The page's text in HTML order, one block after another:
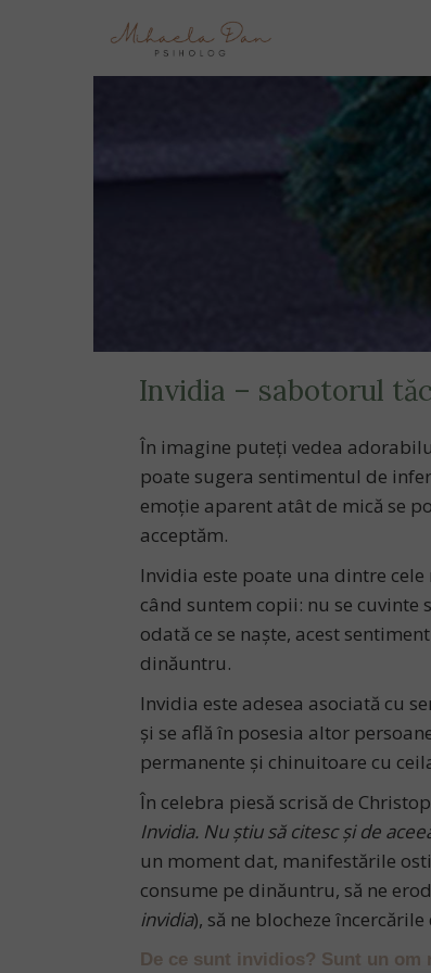
Invidia – sabotorul
În imagine puteți vedea
poate sugera sentimentul de
emoție aparent atât de mică se
acceptăm.
Invidia este poate una dintre
când suntem copii: nu se
odată ce se naște, acest
dinăuntru.
Invidia este adesea asociată cu
și se află în posesia altor
permanente și chinuitoare cu
În celebra piesă scrisă de
Invidia. Nu știu să citesc și de
un moment dat, manifestările
consume pe dinăuntru, să ne
invidia), să ne blocheze
De ce sunt invidios? Sunt un om